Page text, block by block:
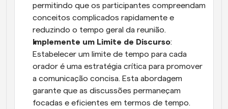
permitindo que os participantes compreendam
conceitos complicados rapidamente e
reduzindo o tempo geral da reunião.
Implemente um Limite de Discurso:
Estabelecer um limite de tempo para cada
orador é uma estratégia crítica para promover
a comunicação concisa. Esta abordagem
garante que as discussões permaneçam
focadas e eficientes em termos de tempo.